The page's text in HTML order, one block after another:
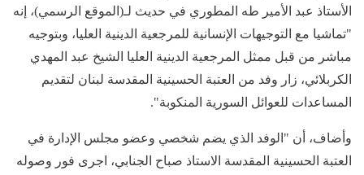
الأستاذ عبد الأمير طه المطوري في حديث لـ(الموقع الرسمي)، إنه
"تماشيا مع التوجيهات الإنسانية للمرجعية الدينية العليا، وبتوجيه
مباشر من قبل ممثل المرجعية الدينية العليا الشيخ عبد المهدي
الكربلائي، زار وفد من العتبة الحسينية المقدسة لبنان لتقديم
المساعدات للعوائل السورية المنكوبة".
وأضاف، أن "الوفد الذي يضم شخصي وعضو مجلس الإدارة في
العتبة الحسينية المقدسة الاستاذ صباح الجنابي، اجرى فور وصوله